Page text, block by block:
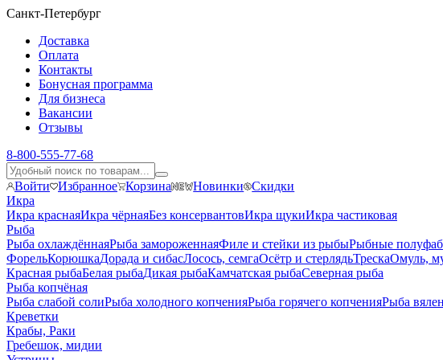
Санкт-Петербург
Доставка
Оплата
Контакты
Бонусная программа
Для бизнеса
Вакансии
Отзывы
8-800-555-77-68
Войти Избранное Корзина Новинки Скидки
Икра
Икра краснаяИкра чёрнаяБез консервантовИкра щукиИкра частиковая
Рыба
Рыба охлаждённаяРыба замороженнаяФиле и стейки из рыбыРыбные
ФорельКорюшкаДорада и сибасЛосось, семгаОсётр и стерлядьТрескаОмуль,
Красная рыбаБелая рыбаДикая рыбаКамчатская рыбаСеверная рыба
Рыба копчёная
Рыба слабой солиРыба холодного копченияРыба горячего копченияРыба
Креветки
Крабы, Раки
Гребешок, мидии